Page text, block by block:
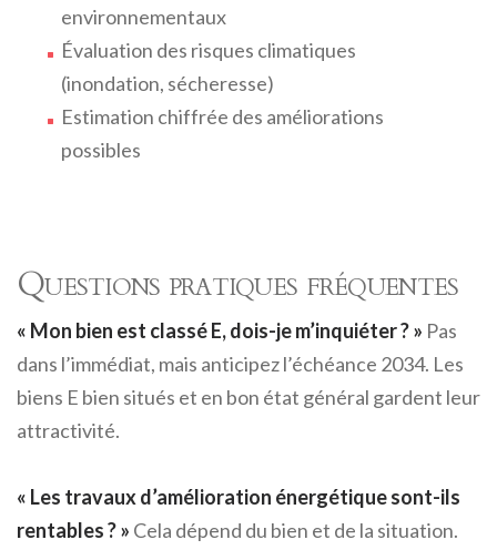
environnementaux
Évaluation des risques climatiques
(inondation, sécheresse)
Estimation chiffrée des améliorations
possibles
Questions pratiques fréquentes
« Mon bien est classé E, dois-je m’inquiéter ? » Pas
dans l’immédiat, mais anticipez l’échéance 2034. Les
biens E bien situés et en bon état général gardent leur
attractivité.
« Les travaux d’amélioration énergétique sont-ils
rentables ? » Cela dépend du bien et de la situation.